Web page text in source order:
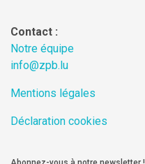
Contact :
Notre équipe
info@zpb.lu
Mentions légales
Déclaration cookies